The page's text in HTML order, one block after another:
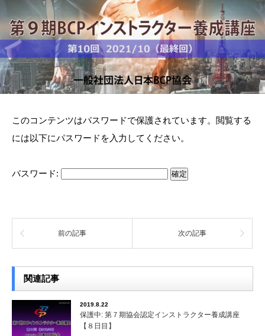
このコンテンツはパスワードで保護されています。閲覧する
には以下にパスワードを入力してください。
パスワード:
前の記事 次の記事
関連記事
2019.8.22
保護中: 第７期協会認定インストラクター養成講座
【８日目】